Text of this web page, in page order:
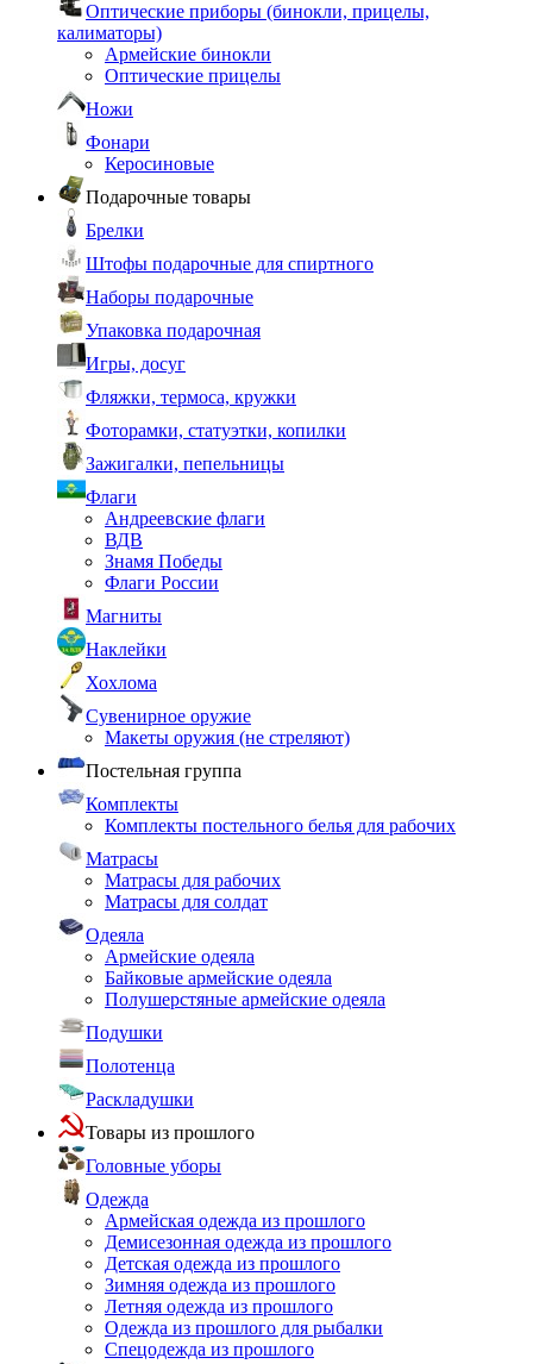
Оптические приборы (бинокли, прицелы,
калиматоры)
Армейские бинокли
Оптические прицелы
Ножи
Фонари
Керосиновые
Подарочные товары
Брелки
Штофы подарочные для спиртного
Наборы подарочные
Упаковка подарочная
Игры, досуг
Фляжки, термоса, кружки
Фоторамки, статуэтки, копилки
Зажигалки, пепельницы
Флаги
Андреевские флаги
ВДВ
Знамя Победы
Флаги России
Магниты
Наклейки
Хохлома
Сувенирное оружие
Макеты оружия (не стреляют)
Постельная группа
Комплекты
Комплекты постельного белья для рабочих
Матрасы
Матрасы для рабочих
Матрасы для солдат
Одеяла
Армейские одеяла
Байковые армейские одеяла
Полушерстяные армейские одеяла
Подушки
Полотенца
Раскладушки
Товары из прошлого
Головные уборы
Одежда
Армейская одежда из прошлого
Демисезонная одежда из прошлого
Детская одежда из прошлого
Зимняя одежда из прошлого
Летняя одежда из прошлого
Одежда из прошлого для рыбалки
Спецодежда из прошлого